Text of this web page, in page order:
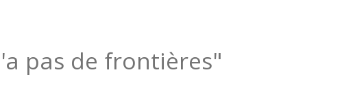
pas de frontières"